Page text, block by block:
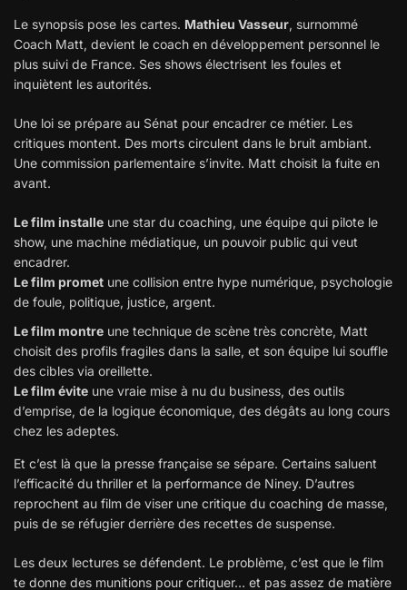
Le synopsis pose les cartes. Mathieu Vasseur, surnommé
Coach Matt, devient le coach en développement personnel le
plus suivi de France. Ses shows électrisent les foules et
inquiètent les autorités.
Une loi se prépare au Sénat pour encadrer ce métier. Les
critiques montent. Des morts circulent dans le bruit ambiant.
Une commission parlementaire s’invite. Matt choisit la fuite en
avant.
Le film installe une star du coaching, une équipe qui pilote le
show, une machine médiatique, un pouvoir public qui veut
encadrer.
Le film promet une collision entre hype numérique, psychologie
de foule, politique, justice, argent.
Le film montre une technique de scène très concrète, Matt
choisit des profils fragiles dans la salle, et son équipe lui souffle
des cibles via oreillette.
Le film évite une vraie mise à nu du business, des outils
d’emprise, de la logique économique, des dégâts au long cours
chez les adeptes.
Et c’est là que la presse française se sépare. Certains saluent
l’efficacité du thriller et la performance de Niney. D’autres
reprochent au film de viser une critique du coaching de masse,
puis de se réfugier derrière des recettes de suspense.
Les deux lectures se défendent. Le problème, c’est que le film
te donne des munitions pour critiquer… et pas assez de matière